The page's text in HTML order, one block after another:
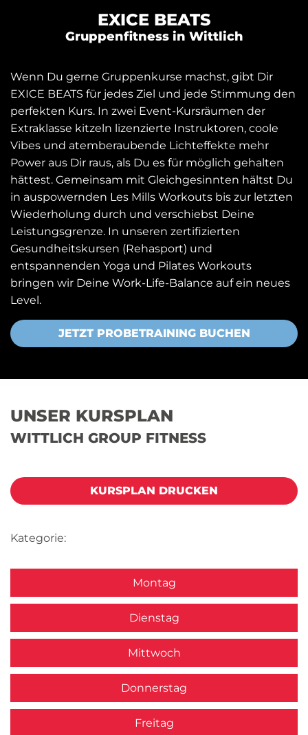
EXICE BEATS
Gruppenfitness in Wittlich
Wenn Du gerne Gruppenkurse machst, gibt Dir
EXICE BEATS für jedes Ziel und jede Stimmung den
perfekten Kurs. In zwei Event-Kursräumen der
Extraklasse kitzeln lizenzierte Instruktoren, coole
Vibes und atemberaubende Lichteffekte mehr
Power aus Dir raus, als Du es für möglich gehalten
hättest. Gemeinsam mit Gleichgesinnten hältst Du
in auspowernden Les Mills Workouts bis zur letzten
Wiederholung durch und verschiebst Deine
Leistungsgrenze. In unseren zertifizierten
Gesundheitskursen (Rehasport) und
entspannenden Yoga und Pilates Workouts
bringen wir Deine Work-Life-Balance auf ein neues
Level.
JETZT PROBETRAINING BUCHEN
UNSER KURSPLAN
WITTLICH GROUP FITNESS
KURSPLAN DRUCKEN
Kategorie:
Montag
Dienstag
Mittwoch
Donnerstag
Freitag